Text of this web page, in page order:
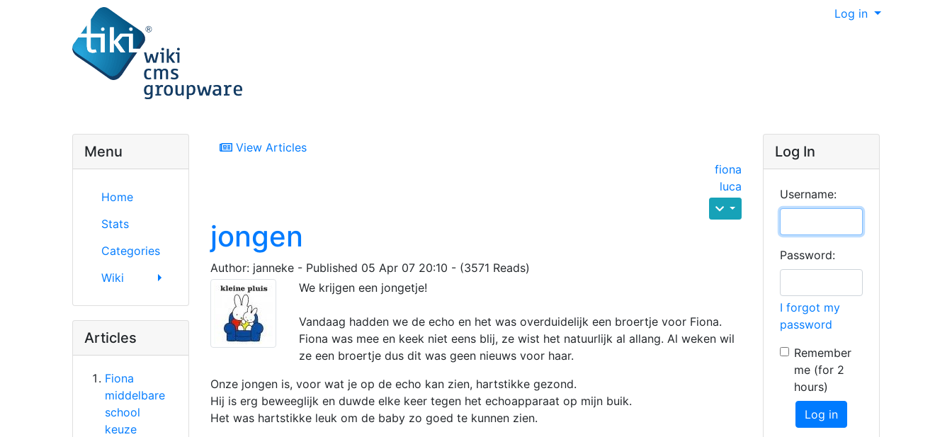
Log in
View Articles
fiona
luca
jongen
Author: janneke - Published 05 Apr 07 20:10 - (3571 Reads)
We krijgen een jongetje!
Vandaag hadden we de echo en het was overduidelijk een broertje voor Fiona.
Fiona was mee en keek niet eens blij, ze wist het natuurlijk al allang. Al weken wil
ze een broertje dus dit was geen nieuws voor haar.
Onze jongen is, voor wat je op de echo kan zien, hartstikke gezond.
Hij is erg beweeglijk en duwde elke keer tegen het echoapparaat op mijn buik.
Het was hartstikke leuk om de baby zo goed te kunnen zien.
Menu
Home
Stats
Categories
Wiki
Articles
Fiona
middelbare
school
keuze
Log In
Username:
Password:
I forgot my
password
Remember
me (for 2
hours)
Log in